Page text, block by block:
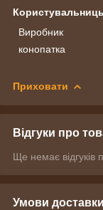
Виробник
конопатка
Приховати
Відгуки про
Ще немає відгуків
Умови доставки